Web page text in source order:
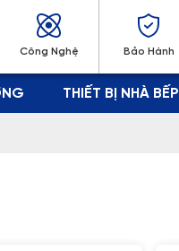
Công Nghệ Bảo Hành
THIẾT BỊ NHÀ BẾP